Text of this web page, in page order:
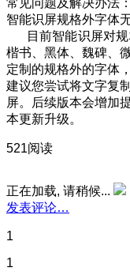
智能识屏规格外字体
目前智能识屏对规
楷书、黑体、魏碑、
定制的规格外的字体
建议您尝试将文字复
屏。后续版本会增加
本更新升级。
521阅读
正在加载, 请稍候...
发表评论…
1
1